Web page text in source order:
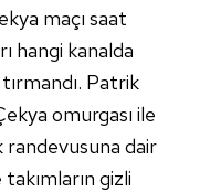
maçı saat
hangi kanalda
Patrik
omurgası ile
dair
gizli